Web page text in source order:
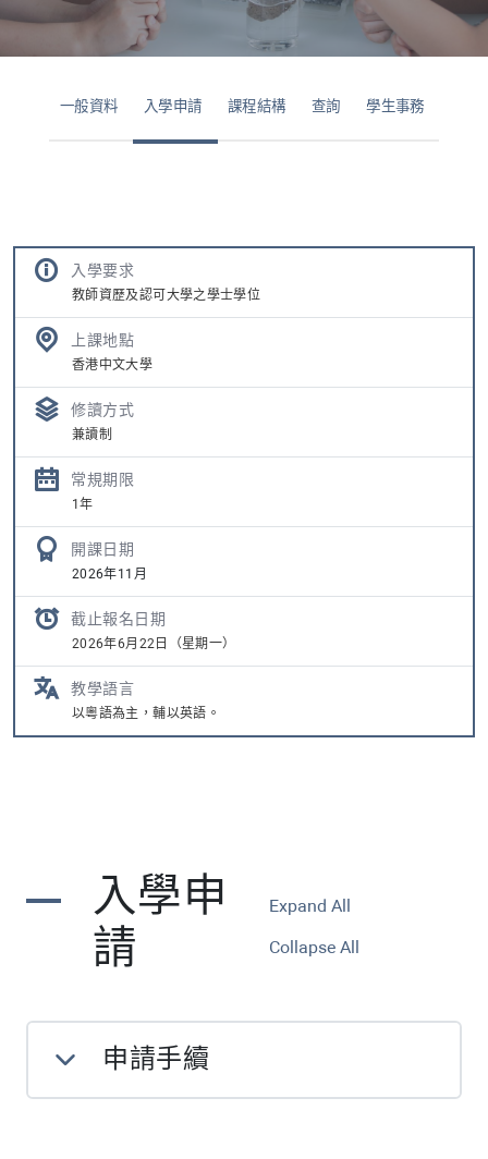
一般資料 入學申請 課程結構 查詢 學生事務
入學要求
教師資歷及認可大學之學士學位
上課地點
香港中文大學
修讀方式
兼讀制
常規期限
1年
開課日期
2026年11月
截止報名日期
2026年6月22日（星期一）
教學語言
以粵語為主，輔以英語。
入學申
請
Expand All
Collapse All
申請手續